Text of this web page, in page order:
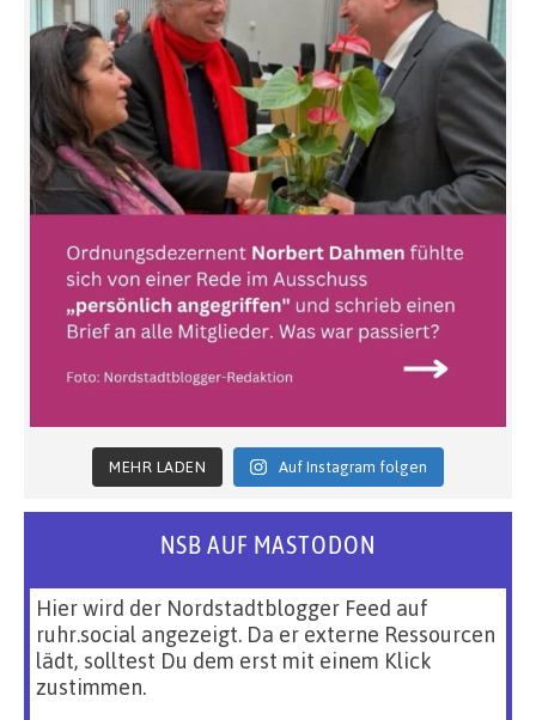
MEHR LADEN Auf Instagram folgen
NSB AUF MASTODON
Hier wird der Nordstadtblogger Feed auf
ruhr.social angezeigt. Da er externe Ressourcen
lädt, solltest Du dem erst mit einem Klick
zustimmen.